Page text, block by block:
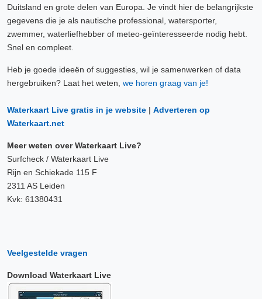
Duitsland en grote delen van Europa. Je vindt hier de belangrijkste
gegevens die je als nautische professional, watersporter,
zwemmer, waterliefhebber of meteo-geïnteresseerde nodig hebt.
Snel en compleet.
Heb je goede ideeën of suggesties, wil je samenwerken of data
hergebruiken? Laat het weten, we horen graag van je!
Waterkaart Live gratis in je website | Adverteren op
Waterkaart.net
Meer weten over Waterkaart Live?
Surfcheck / Waterkaart Live
Rijn en Schiekade 115 F
2311 AS Leiden
Kvk: 61380431
Veelgestelde vragen
Download Waterkaart Live